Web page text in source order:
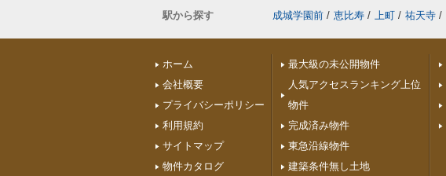
駅から探す
成城学園前 / 恵比寿 / 上町 / 祐天寺 /
ホーム
会社概要
プライバシーポリシー
利用規約
サイトマップ
物件カタログ
最大級の未公開物件
人気アクセスランキング上位
物件
完成済み物件
東急沿線物件
建築条件無し土地